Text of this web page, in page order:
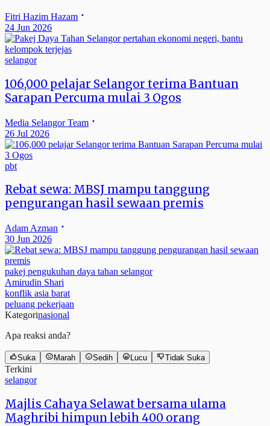
Fitri Hazim Hazam
24 Jun 2026
selangor
106,000 pelajar Selangor terima Bantuan
Sarapan Percuma mulai 3 Ogos
Media Selangor Team
26 Jul 2026
pbt
Rebat sewa: MBSJ mampu tanggung
pengurangan hasil sewaan premis
Adam Azman
30 Jun 2026
pakej pengukuhan daya tahan selangor
Amirudin Shari
konflik asia barat
peluang pekerjaan
Kategorinasional
Apa reaksi anda?
Suka Marah Sedih Lucu Tidak Suka
Terkini
selangor
Majlis Cahaya Selawat bersama ulama
Maghribi himpun lebih 400 orang